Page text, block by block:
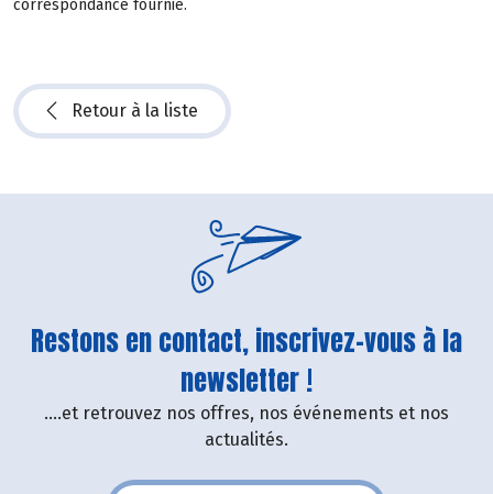
correspondance fournie.
Retour à la liste
Restons en contact, inscrivez-vous à la
newsletter !
....et retrouvez nos offres, nos événements et nos
actualités.